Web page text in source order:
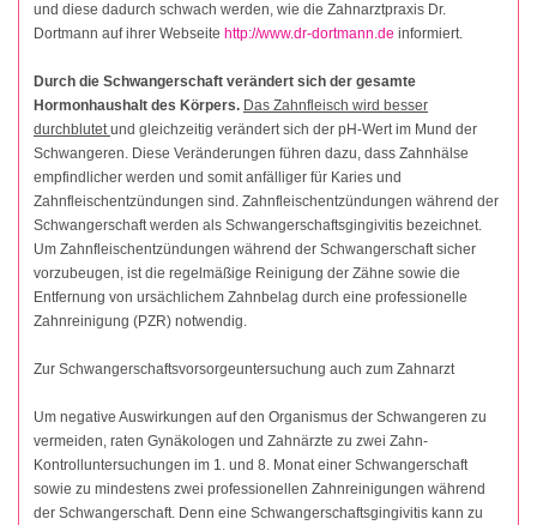
und diese dadurch schwach werden, wie die Zahnarztpraxis Dr.
Dortmann auf ihrer Webseite http://www.dr-dortmann.de informiert.
Durch die Schwangerschaft verändert sich der gesamte
Hormonhaushalt des Körpers. Das Zahnfleisch wird besser
durchblutetund gleichzeitig verändert sich der pH-Wert im Mund der
Schwangeren. Diese Veränderungen führen dazu, dass Zahnhälse
empfindlicher werden und somit anfälliger für Karies und
Zahnfleischentzündungen sind. Zahnfleischentzündungen während der
Schwangerschaft werden als Schwangerschaftsgingivitis bezeichnet.
Um Zahnfleischentzündungen während der Schwangerschaft sicher
vorzubeugen, ist die regelmäßige Reinigung der Zähne sowie die
Entfernung von ursächlichem Zahnbelag durch eine professionelle
Zahnreinigung (PZR) notwendig.
Zur Schwangerschaftsvorsorgeuntersuchung auch zum Zahnarzt
Um negative Auswirkungen auf den Organismus der Schwangeren zu
vermeiden, raten Gynäkologen und Zahnärzte zu zwei Zahn-
Kontrolluntersuchungen im 1. und 8. Monat einer Schwangerschaft
sowie zu mindestens zwei professionellen Zahnreinigungen während
der Schwangerschaft. Denn eine Schwangerschaftsgingivitis kann zu